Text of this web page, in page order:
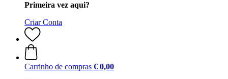
Primeira vez aqui?
Criar Conta
Carrinho de compras € 0,00